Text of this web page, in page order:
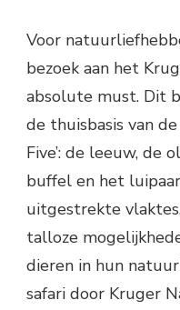
Voor
bezoek aan het
absolute must. Dit
de thuisbasis van
Five’: de leeuw, de
buffel en het
uitgestrekte
talloze
dieren in hun
safari door Kruger